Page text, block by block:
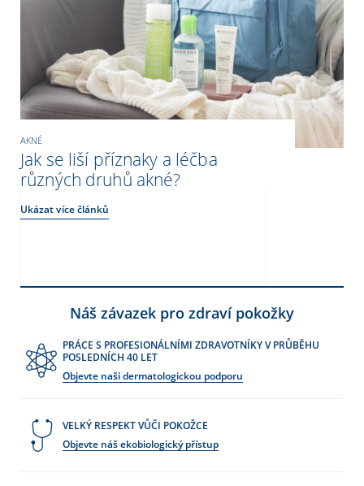
AKNÉ
Jak se liší příznaky a léčba
různých druhů akné?
Ukázat více článků
Náš závazek pro zdraví pokožky
PRÁCE S PROFESIONÁLNÍMI ZDRAVOTNÍKY V PRŮBĚHU
POSLEDNÍCH 40 LET
Objevte naši dermatologickou podporu
VELKÝ RESPEKT VŮČI POKOŽCE
Objevte náš ekobiologický přístup